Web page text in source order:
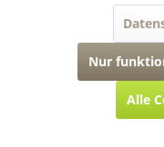
rechtliches
* Alle Preise inkl.
Nur
Alle